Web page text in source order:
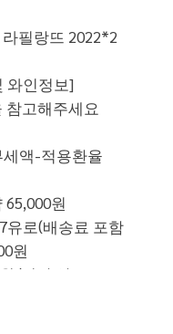
필랑뜨 2022*2
와인정보]
참고해주세요
액-적용환율
65,000원
유로(배송료 포함
원
/병당 약 120,000